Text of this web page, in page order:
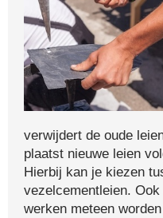
verwijdert de oude
plaatst nieuwe leien
Hierbij kan je kiezen
vezelcementleien.
werken meteen